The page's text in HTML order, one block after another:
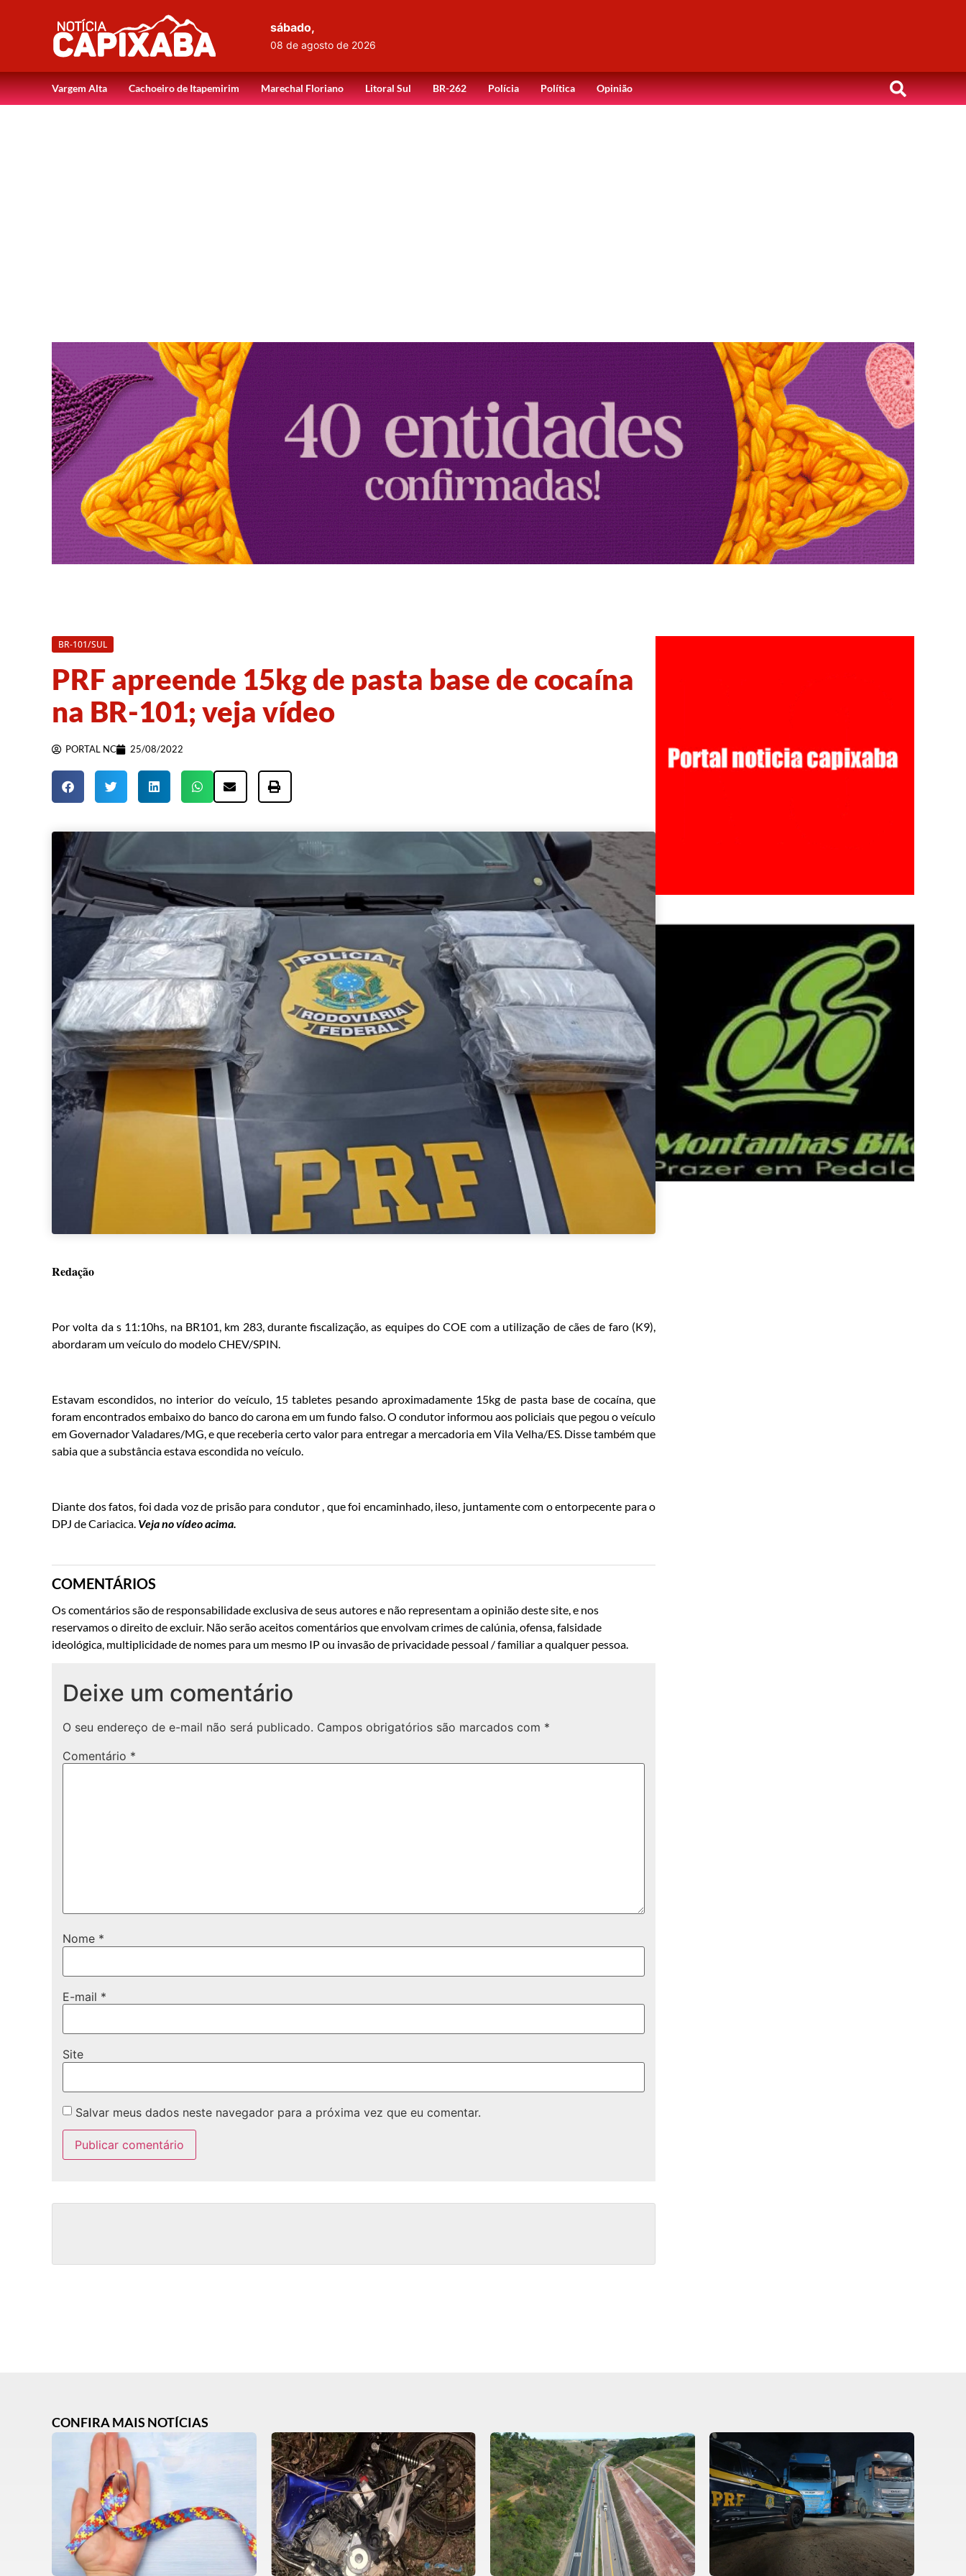
sábado,
08 de agosto de 2026
Vargem Alta Cachoeiro de Itapemirim Marechal Floriano Litoral Sul BR-262 Polícia Política Opinião
BR-101/SUL
PRF apreende 15kg de pasta base de cocaína
na BR-101; veja vídeo
PORTAL NC 25/08/2022
Redação
Por volta da s 11:10hs, na BR101, km 283, durante fiscalização, as equipes do COE com a utilização de cães de faro (K9),
abordaram um veículo do modelo CHEV/SPIN.
Estavam escondidos, no interior do veículo, 15 tabletes pesando aproximadamente 15kg de pasta base de cocaína, que
foram encontrados embaixo do banco do carona em um fundo falso. O condutor informou aos policiais que pegou o veículo
em Governador Valadares/MG, e que receberia certo valor para entregar a mercadoria em Vila Velha/ES. Disse também que
sabia que a substância estava escondida no veículo.
Diante dos fatos, foi dada voz de prisão para condutor , que foi encaminhado, ileso, juntamente com o entorpecente para o
DPJ de Cariacica. Veja no vídeo acima.
COMENTÁRIOS
Os comentários são de responsabilidade exclusiva de seus autores e não representam a opinião deste site, e nos
reservamos o direito de excluir. Não serão aceitos comentários que envolvam crimes de calúnia, ofensa, falsidade
ideológica, multiplicidade de nomes para um mesmo IP ou invasão de privacidade pessoal / familiar a qualquer pessoa.
Deixe um comentário
O seu endereço de e-mail não será publicado. Campos obrigatórios são marcados com *
Comentário *
Nome *
E-mail *
Site
Salvar meus dados neste navegador para a próxima vez que eu comentar.
CONFIRA MAIS NOTÍCIAS